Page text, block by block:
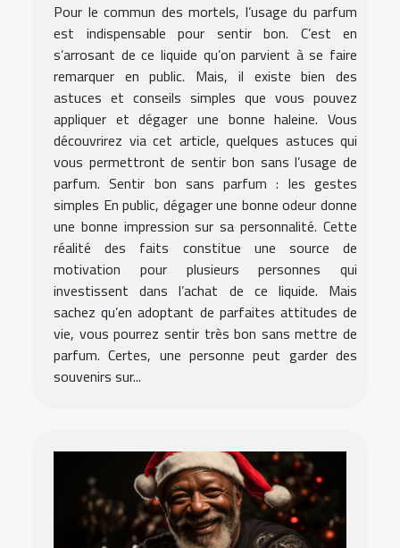
Pour le commun des mortels, l’usage du parfum
est indispensable pour sentir bon. C’est en
s’arrosant de ce liquide qu’on parvient à se faire
remarquer en public. Mais, il existe bien des
astuces et conseils simples que vous pouvez
appliquer et dégager une bonne haleine. Vous
découvrirez via cet article, quelques astuces qui
vous permettront de sentir bon sans l’usage de
parfum. Sentir bon sans parfum : les gestes
simples En public, dégager une bonne odeur donne
une bonne impression sur sa personnalité. Cette
réalité des faits constitue une source de
motivation pour plusieurs personnes qui
investissent dans l’achat de ce liquide. Mais
sachez qu’en adoptant de parfaites attitudes de
vie, vous pourrez sentir très bon sans mettre de
parfum. Certes, une personne peut garder des
souvenirs sur...